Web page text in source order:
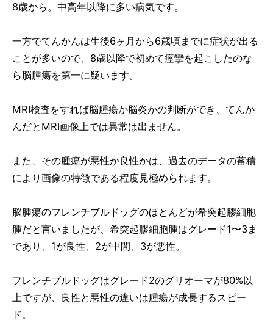
8歳から。中高年以降に多い病気です。
一方でてんかんは生後6ヶ月から6歳頃までに症状が出る
ことが多いので、8歳以降で初めて痙攣を起こしたのな
ら脳腫瘍を第一に疑います。
MRI検査をすれば脳腫瘍か脳炎かの判断ができ、てんか
んだとMRI画像上では異常は出ません。
また、その腫瘍が悪性か良性かは、過去のデータの蓄積
により画像の特徴である程度見極められます。
脳腫瘍のフレンチブルドッグのほとんどが希突起膠細胞
腫だと言いましたが、希突起膠細胞腫はグレード1〜3ま
であり、1が良性、2が中間、3が悪性。
フレンチブルドッグはグレード2のグリオーマが80%以
上ですが、良性と悪性の違いは腫瘍が成長するスピー
ド。